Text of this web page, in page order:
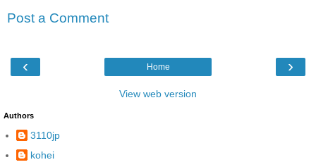
Post a Comment
‹ ›
Home
View web version
Authors
3110jp
kohei